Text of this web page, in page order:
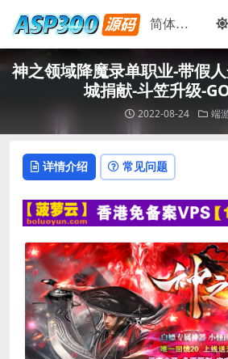
神之领域降魔录单职业-带假
城捐献-斗笠升级-
2022-08-24 端
详情介绍 常见问题